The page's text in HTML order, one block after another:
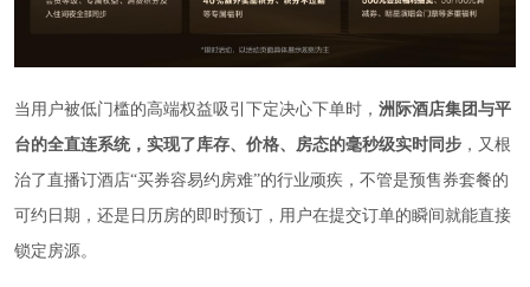
当用户被低门槛的高端权益吸引下定决心下单时， 洲际酒店集团与平
台的全直连系统，实现了库存、价格、房态的毫秒级实时同步 ，又根
治了直播订酒店“买券容易约房难”的行业顽疾，不管是预售券套餐的
可约日期，还是日历房的即时预订，用户在提交订单的瞬间就能直接
锁定房源。